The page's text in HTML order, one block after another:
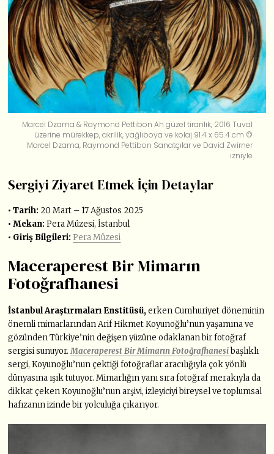
Marcel Dzama & Raymond Pettibon Ah güzel tiranlık, 2016 Tuval
üzerine mürekkep, akrilik, yağlıboya ve kolaj 91.4 x 65.4 cm ©
Marcel Dzama, Raymond Pettibon Sanatçılar ve David Zwirner
izniyle
Sergiyi Ziyaret Etmek İçin Detaylar
• Tarih: 20 Mart – 17 Ağustos 2025
• Mekan: PeraMüzesi, İstanbul
• Giriş Bilgileri:Pera Müzesi
Maceraperest Bir Mimarın
Fotoğrafhanesi
İstanbul Araştırmaları Enstitüsü,erken Cumhuriyet döneminin
önemli mimarlarından Arif Hikmet Koyunoğlu’nun yaşamına ve
gözünden Türkiye’nin değişen yüzüne odaklanan bir fotoğraf
sergisi sunuyor.Maceraperest Bir Mimarın Fotoğrafhanesi başlıklı
sergi, Koyunoğlu’nun çektiği fotoğraflar aracılığıyla çok yönlü
dünyasına ışık tutuyor. Mimarlığın yanı sıra fotoğraf merakıyla da
dikkat çeken Koyunoğlu’nun arşivi, izleyiciyi bireysel ve toplumsal
hafızanın izinde bir yolculuğa çıkarıyor.